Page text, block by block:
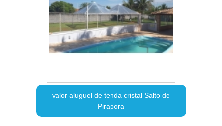
valor aluguel de tenda cristal Salto de
Pirapora